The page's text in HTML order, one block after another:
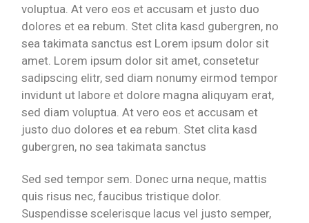
voluptua. At vero eos et accusam et justo duo
dolores et ea rebum. Stet clita kasd gubergren, no
sea takimata sanctus est Lorem ipsum dolor sit
amet. Lorem ipsum dolor sit amet, consetetur
sadipscing elitr, sed diam nonumy eirmod tempor
invidunt ut labore et dolore magna aliquyam erat,
sed diam voluptua. At vero eos et accusam et
justo duo dolores et ea rebum. Stet clita kasd
gubergren, no sea takimata sanctus
Sed sed tempor sem. Donec urna neque, mattis
quis risus nec, faucibus tristique dolor.
Suspendisse scelerisque lacus vel justo semper,